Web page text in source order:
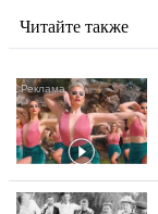
Читайте также